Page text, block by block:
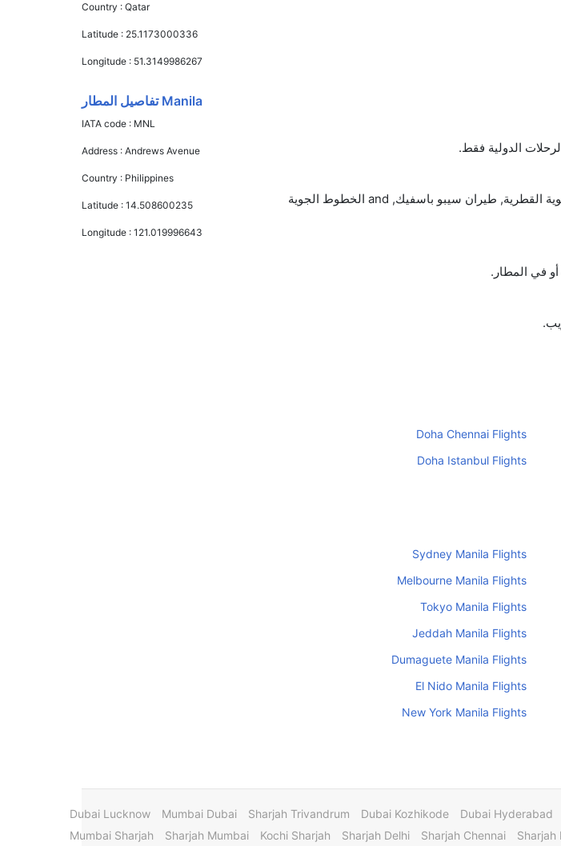
الدولية فقط.
تتراوح أسعار رحلة الدرجة الاقتصادية من AED 1480 إلى AED 9810. الخطوط الجوية القطرية, طيران سيبو باسفيك, and الخطوط الجوية
أو في المطار.
Doha Chennai Flights
Doha Istanbul Flights
Sydney Manila Flights
Melbourne Manila Flights
Tokyo Manila Flights
Jeddah Manila Flights
Dumaguete Manila Flights
El Nido Manila Flights
New York Manila Flights
Country :Qatar
Latitude : 25.1173000336
Longitude : 51.3149986267
Manila تفاصيل المطار
IATA code : MNL
Address :Andrews Avenue
Country : Philippines
Latitude :14.508600235
Longitude :121.019996643
Dubai Hyderabad
Dubai Kozhikode
Sharjah Trivandrum
Mumbai Dubai
Dubai Lucknow
Sharjah
Sharjah Chennai
Sharjah Delhi
Kochi Sharjah
Sharjah Mumbai
Mumbai Sharjah